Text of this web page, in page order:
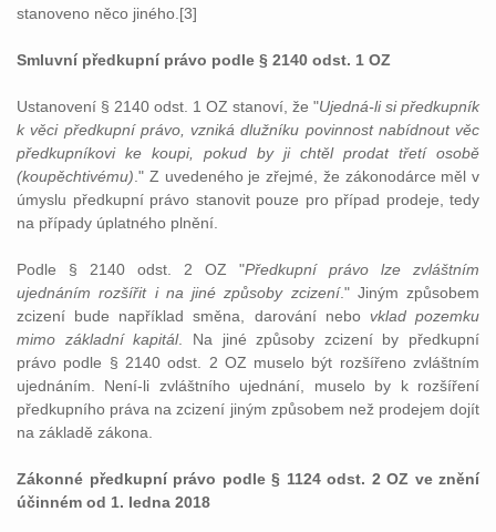
stanoveno něco jiného.[3]
Smluvní předkupní právo podle § 2140 odst. 1 OZ
Ustanovení § 2140 odst. 1 OZ stanoví, že "Ujedná-li si předkupník
k věci předkupní právo, vzniká dlužníku povinnost nabídnout věc
předkupníkovi ke koupi, pokud by ji chtěl prodat třetí osobě
(koupěchtivému) ." Z uvedeného je zřejmé, že zákonodárce měl v
úmyslu předkupní právo stanovit pouze pro případ prodeje, tedy
na případy úplatného plnění.
Podle § 2140 odst. 2 OZ "Předkupní právo lze zvláštním
ujednáním rozšířit i na jiné způsoby zcizení." Jiným způsobem
zcizení bude například směna, darování nebo vklad pozemku
mimo základní kapitál. Na jiné způsoby zcizení by předkupní
právo podle § 2140 odst. 2 OZ muselo být rozšířeno zvláštním
ujednáním. Není-li zvláštního ujednání, muselo by k rozšíření
předkupního práva na zcizení jiným způsobem než prodejem dojít
na základě zákona.
Zákonné předkupní právo podle § 1124 odst. 2 OZ ve znění
účinném od 1. ledna 2018